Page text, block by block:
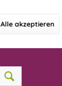
Alle akzeptieren